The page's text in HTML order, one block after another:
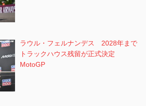
ラウル・フェルナンデス 2028年まで
トラックハウス残留が正式決定
MotoGP